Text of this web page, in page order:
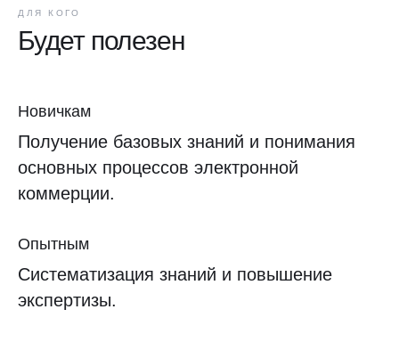
ДЛЯ КОГО
Будет полезен
Новичкам
Получение базовых знаний и понимания
основных процессов электронной
коммерции.
Опытным
Систематизация знаний и повышение
экспертизы.